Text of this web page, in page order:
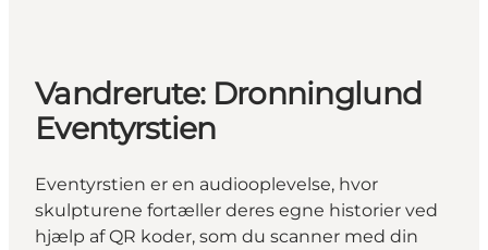
Vandrerute: Dronninglund
Eventyrstien
Eventyrstien er en audiooplevelse, hvor
skulpturene fortæller deres egne historier ved
hjælp af QR koder, som du scanner med din